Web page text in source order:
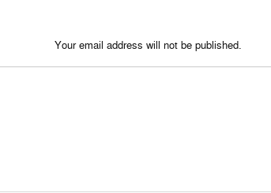
Your email address will not be published.